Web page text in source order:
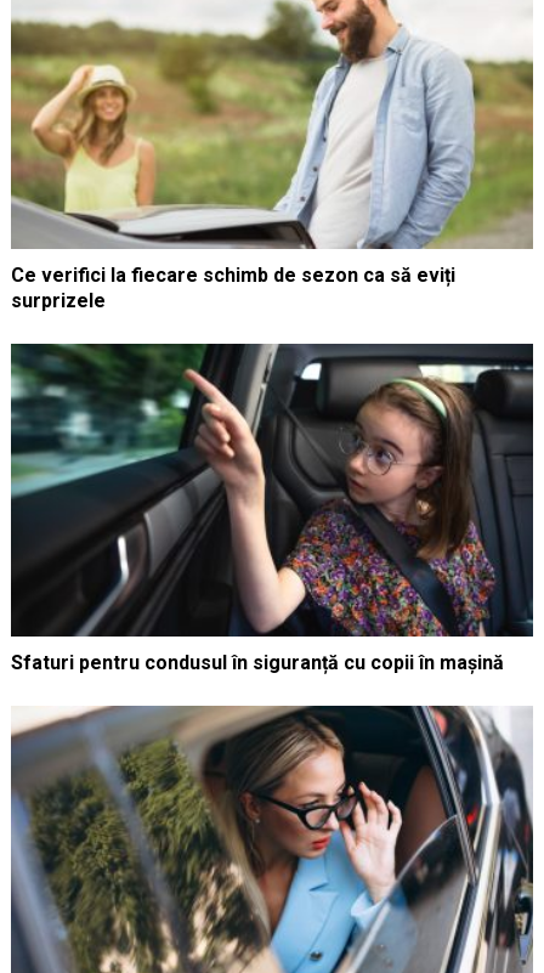
Ce verifici la fiecare schimb de sezon ca să eviți
surprizele
Sfaturi pentru condusul în siguranță cu copii în mașină